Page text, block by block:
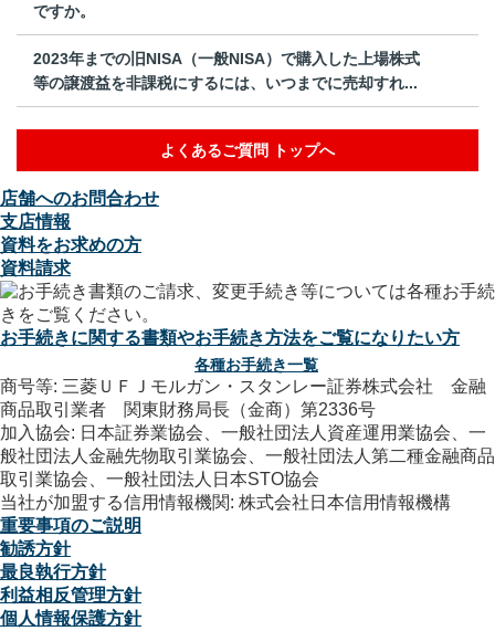
ですか。
2023年までの旧NISA（一般NISA）で購入した上場株式
等の譲渡益を非課税にするには、いつまでに売却すれ...
よくあるご質問 トップへ
店舗へのお問合わせ
支店情報
資料をお求めの方
資料請求
お手続きに関する書類やお手続き方法をご覧になりたい方
各種お手続き一覧
商号等: 三菱ＵＦＪモルガン・スタンレー証券株式会社 金融
商品取引業者 関東財務局長（金商）第2336号
加入協会: 日本証券業協会、一般社団法人資産運用業協会、一
般社団法人金融先物取引業協会、一般社団法人第二種金融商品
取引業協会、一般社団法人日本STO協会
当社が加盟する信用情報機関: 株式会社日本信用情報機構
重要事項のご説明
勧誘方針
最良執行方針
利益相反管理方針
個人情報保護方針